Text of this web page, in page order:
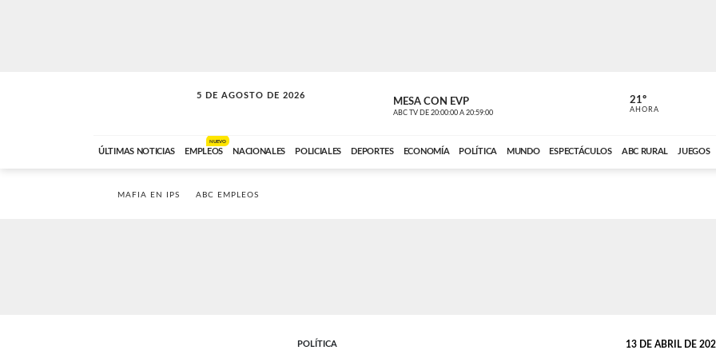
5 DE AGOSTO DE 2026
SOLO MÚSICA MESA CON EVP
ABC TV DE 20:00:00 A 20:59:00 ABC CARDINAL
21º
AHORA
ÚLTIMAS NOTICIAS EMPLEOS
NUEVO
NACIONALES POLICIALES DEPORTES ECONOMÍA POLÍTICA MUNDO ESPECTÁCULOS ABC RURAL JUEGOS
MAFIA EN IPS ABC EMPLEOS
POLÍTICA 13 DE ABRIL DE